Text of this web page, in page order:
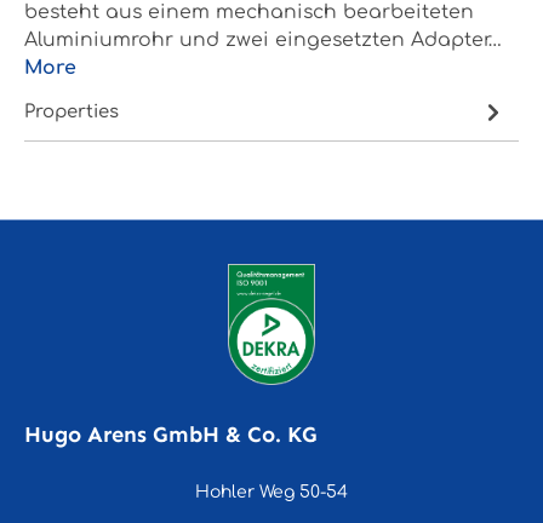
besteht aus einem mechanisch bearbeiteten
Aluminiumrohr und zwei eingesetzten Adapter…
More
Properties
Hugo Arens GmbH & Co. KG
Hohler Weg 50-54